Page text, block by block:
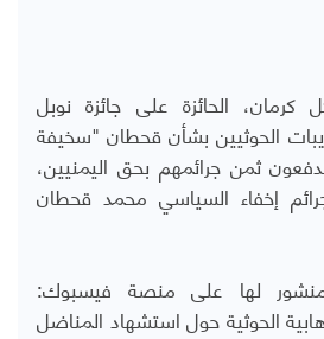
كرمان، الحائزة على جائزة نوبل
الحوثيين بشأن قحطان "سخيفة
ثمن جرائمهم بحق اليمنيين،
إخفاء السياسي محمد قحطان
لها على منصة فيسبوك:
الحوثية حول استشهاد المناضل